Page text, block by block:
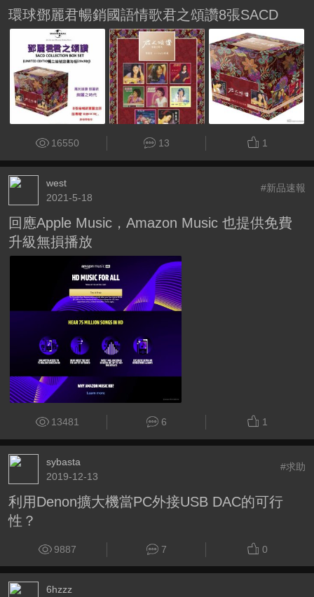
環球鄧麗君暢銷國語情歌君之頌讚8張SACD
16550 13 1
west
2021-5-18
#新品速報
回應Apple Music，Amazon Music 也提供免費
升級無損播放
13481 6 1
sybasta
2019-12-13
#求助
利用Denon擴大機當PC外接USB DAC的可行
性？
9887 7 0
6hzzz